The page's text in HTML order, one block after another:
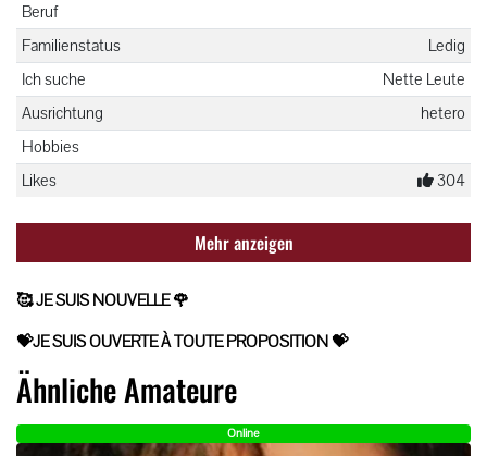
Beruf
Familienstatus
Ledig
Ich suche
Nette Leute
Ausrichtung
hetero
Hobbies
Likes
304
Mehr anzeigen
🥰 JE SUIS NOUVELLE🌹
💝JE SUIS OUVERTE À TOUTE PROPOSITION 💝
Ähnliche Amateure
Online